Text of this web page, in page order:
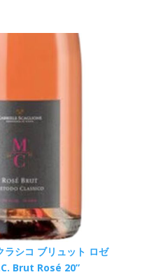
シコ ブリュット ロゼ
Brut Rosé 20”